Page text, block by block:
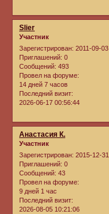
Slier
Участник
Зарегистрирован: 2011-09-03
Приглашений: 0
Сообщений: 493
Провел на форуме:
14 дней 7 часов
Последний визит:
2026-06-17 00:56:44
Анастасия К.
Участник
Зарегистрирован: 2015-12-31
Приглашений: 0
Сообщений: 43
Провел на форуме:
9 дней 1 час
Последний визит:
2026-08-05 10:21:06